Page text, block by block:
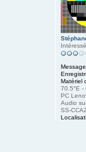
Intéressé
Matériel
70.5°E -
PC
Audio
SS-